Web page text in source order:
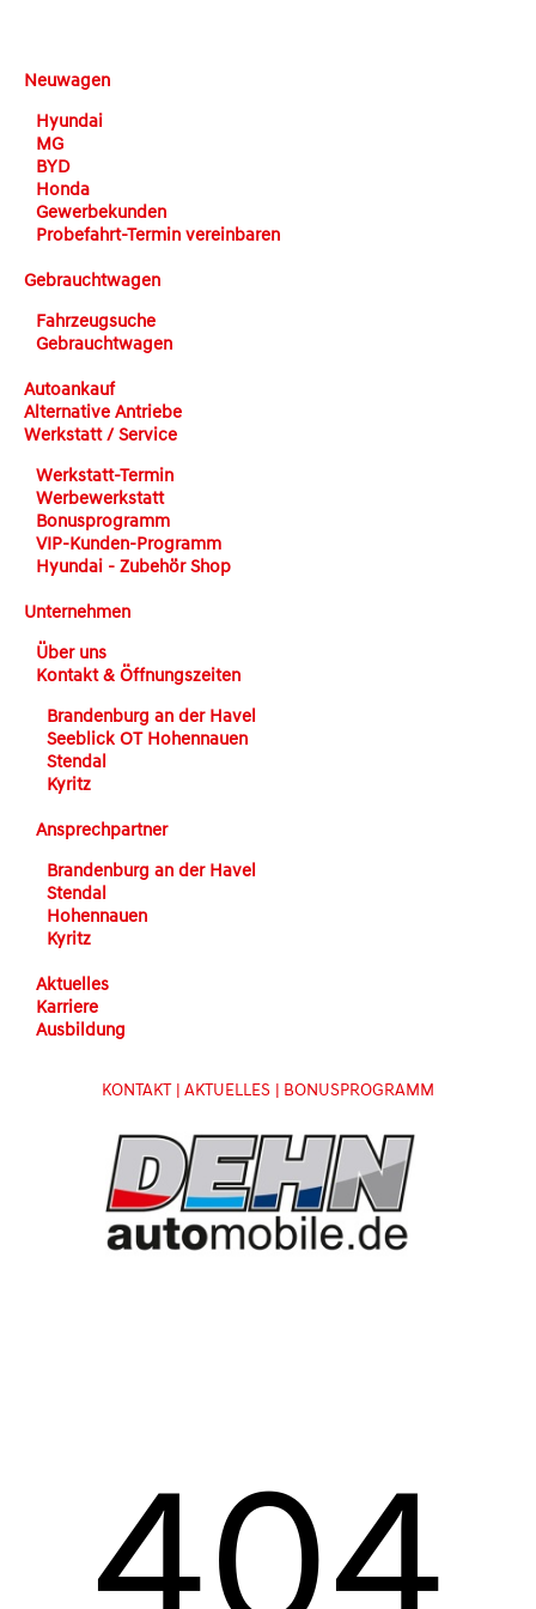
Neuwagen
Hyundai
MG
BYD
Honda
Gewerbekunden
Probefahrt-Termin vereinbaren
Gebrauchtwagen
Fahrzeugsuche
Gebrauchtwagen
Autoankauf
Alternative Antriebe
Werkstatt / Service
Werkstatt-Termin
Werbewerkstatt
Bonusprogramm
VIP-Kunden-Programm
Hyundai - Zubehör Shop
Unternehmen
Über uns
Kontakt & Öffnungszeiten
Brandenburg an der Havel
Seeblick OT Hohennauen
Stendal
Kyritz
Ansprechpartner
Brandenburg an der Havel
Stendal
Hohennauen
Kyritz
Aktuelles
Karriere
Ausbildung
KONTAKT | AKTUELLES | BONUSPROGRAMM